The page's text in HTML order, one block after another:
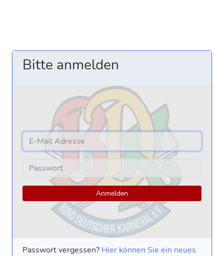
Bitte anmelden
Passwort vergessen? Hier können Sie ein neues